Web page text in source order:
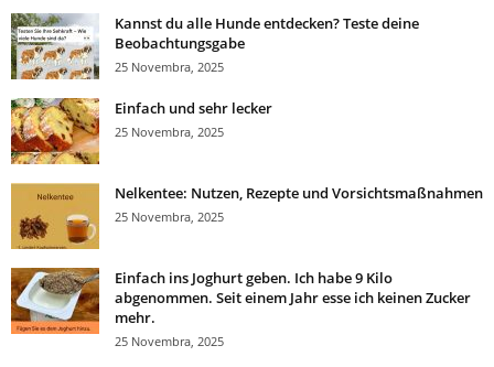
Kannst du alle Hunde entdecken? Teste deine
Beobachtungsgabe
25 Novembra, 2025
Einfach und sehr lecker
25 Novembra, 2025
Nelkentee: Nutzen, Rezepte und Vorsichtsmaßnahmen
25 Novembra, 2025
Einfach ins Joghurt geben. Ich habe 9 Kilo
abgenommen. Seit einem Jahr esse ich keinen Zucker
mehr.
25 Novembra, 2025